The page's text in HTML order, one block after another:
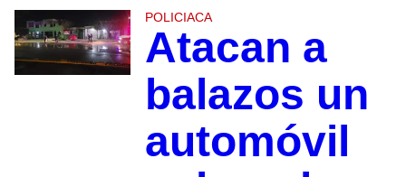
POLICIACA
Atacan a
balazos un
automóvil